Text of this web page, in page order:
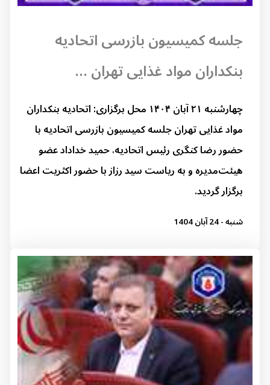
جلسه کمیسیون بازرسی اتحادیه
بنکداران مواد غذایی تهران ...
چهارشنبه ۲۱ آبان ۱۴۰۴ محل برگزاری: اتحادیه بنکداران
مواد غذایی تهران جلسه کمیسیون بازرسی اتحادیه با
حضور رضا کنگری رئیس اتحادیه، حمید خداداد عضو
هیئت‌مدیره و به ریاست سید رزاز با حضور اکثریت اعضا
برگزار گردید.
شنبه - 24 آبان 1404